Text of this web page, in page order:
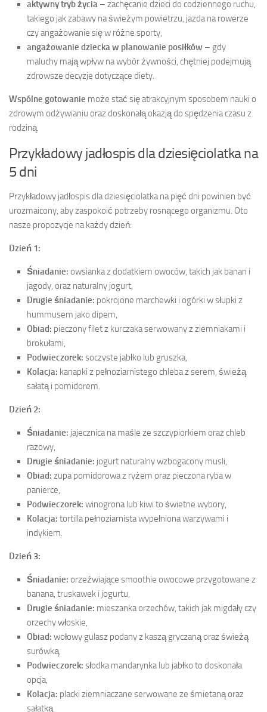
aktywny tryb życia – zachęcanie dzieci do codziennego ruchu,
takiego jak zabawy na świeżym powietrzu, jazda na rowerze
czy angażowanie się w różne sporty,
angażowanie dziecka w planowanie posiłków – gdy
maluchy mają wpływ na wybór żywności, chętniej podejmują
zdrowsze decyzje dotyczące diety.
Wspólne gotowanie może stać się atrakcyjnym sposobem nauki o
zdrowym odżywianiu oraz doskonałą okazją do spędzenia czasu z
rodziną.
Przykładowy jadłospis dla dziesięciolatka na
5 dni
Przykładowy jadłospis dla dziesięciolatka na pięć dni powinien być
urozmaicony, aby zaspokoić potrzeby rosnącego organizmu. Oto
nasze propozycje na każdy dzień:
Dzień 1:
Śniadanie: owsianka z dodatkiem owoców, takich jak banan i
jagody, oraz naturalny jogurt,
Drugie śniadanie: pokrojone marchewki i ogórki w słupki z
hummusem jako dipem,
Obiad: pieczony filet z kurczaka serwowany z ziemniakami i
brokułami,
Podwieczorek: soczyste jabłko lub gruszka,
Kolacja: kanapki z pełnoziarnistego chleba z serem, świeżą
sałatą i pomidorem.
Dzień 2:
Śniadanie: jajecznica na maśle ze szczypiorkiem oraz chleb
razowy,
Drugie śniadanie: jogurt naturalny wzbogacony musli,
Obiad: zupa pomidorowa z ryżem oraz pieczona ryba w
panierce,
Podwieczorek: winogrona lub kiwi to świetne wybory,
Kolacja: tortilla pełnoziarnista wypełniona warzywami i
indykiem.
Dzień 3:
Śniadanie: orzeźwiające smoothie owocowe przygotowane z
banana, truskawek i jogurtu,
Drugie śniadanie: mieszanka orzechów, takich jak migdały czy
orzechy włoskie,
Obiad: wołowy gulasz podany z kaszą gryczaną oraz świeżą
surówką,
Podwieczorek: słodka mandarynka lub jabłko to doskonała
opcja,
Kolacja: placki ziemniaczane serwowane ze śmietaną oraz
sałatką.